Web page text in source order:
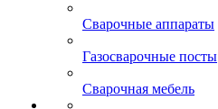
Сварочные аппараты
Газосварочные посты
Сварочная мебель